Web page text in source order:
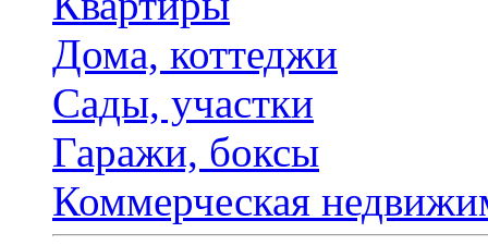
Дома, коттеджи
Сады, участки
Гаражи, боксы
Коммерческая